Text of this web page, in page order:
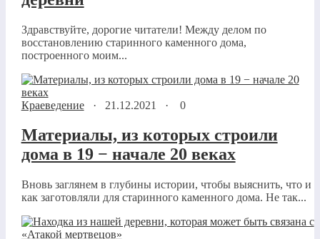
Здравствуйте, дорогие читатели! Между делом по
восстановлению старинного каменного дома,
построенного моим...
Краеведение· 21.12.2021 · 0
Материалы, из которых строили
дома в 19 − начале 20 веках
Вновь заглянем в глубины истории, чтобы выяснить, что и
как заготовляли для старинного каменного дома. Не так...